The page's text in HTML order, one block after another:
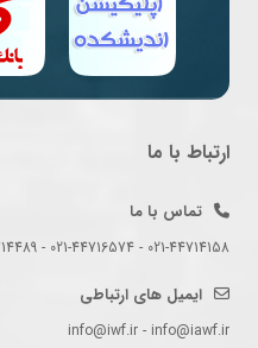
ارتباط با ما
تماس با ما
021-44714158 - 021-44716574 - 021-44714489
ایمیل های ارتباطی
info@iwf.ir - info@iawf.ir